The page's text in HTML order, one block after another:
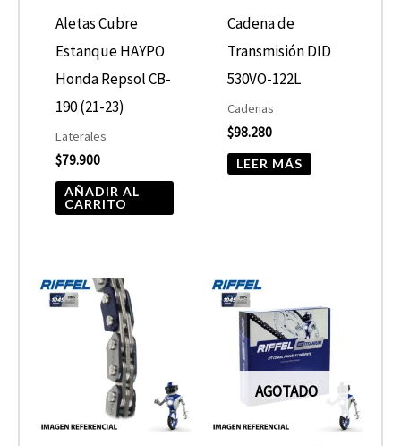
Aletas Cubre
Estanque HAYPO
Honda Repsol CB-
190 (21-23)
Laterales
$79.900
AÑADIR AL
CARRITO
Cadena de
Transmisión DID
530VO-122L
Cadenas
$98.280
LEER MÁS
AGOTADO